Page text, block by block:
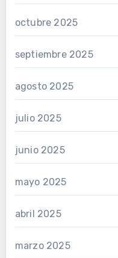
octubre 2025
septiembre 2025
agosto 2025
julio 2025
junio 2025
mayo 2025
abril 2025
marzo 2025